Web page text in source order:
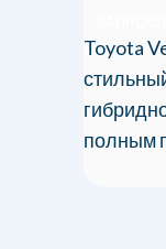
Toyota
полным